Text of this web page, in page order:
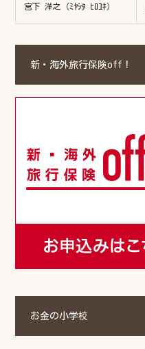
宮下 洋之（ﾐﾔｼﾀ ﾋﾛﾕｷ）
新・海外旅行保険off！
お金の小学校